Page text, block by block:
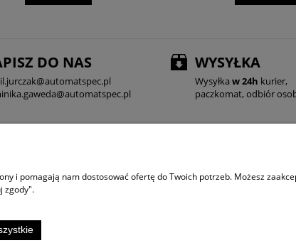
DO NAS WYSYŁKA
Wysyłka w 24h kurier,
paczkomat, odbiór
i Polityka Prywatności
www.automatspec.pl
i pomagają nam dostosować ofertę do Twoich potrzeb. Możesz
zgody".